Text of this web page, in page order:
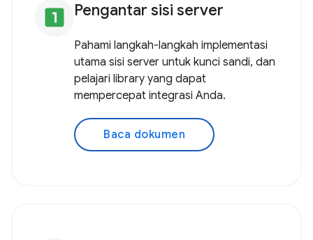
looks_one Pengantar sisi server
Pahami langkah-langkah implementasi
utama sisi server untuk kunci sandi, dan
pelajari library yang dapat
mempercepat integrasi Anda.
Baca dokumen